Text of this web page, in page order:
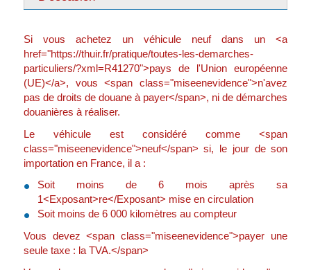
Si vous achetez un véhicule neuf dans un <a
href="https://thuir.fr/pratique/toutes-les-demarches-
particuliers/?xml=R41270">pays de l'Union européenne
(UE)</a>, vous <span class="miseenevidence">n'avez
pas de droits de douane à payer</span>, ni de démarches
douanières à réaliser.
Le véhicule est considéré comme <span
class="miseenevidence">neuf</span> si, le jour de son
importation en France, il a :
Soit moins de 6 mois après sa
1<Exposant>re</Exposant> mise en circulation
Soit moins de 6 000 kilomètres au compteur
Vous devez <span class="miseenevidence">payer une
seule taxe : la TVA.</span>